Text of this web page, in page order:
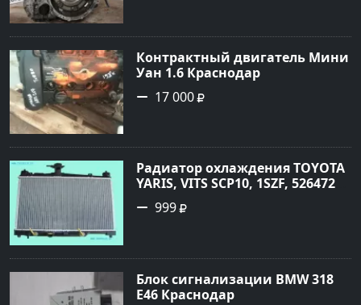
Контрактный двигатель Мини
Уан 1.6 Краснодар
17 000
Радиатор охлаждения TOYOTA
YARIS, VITS SCP10, 1SZF, 5264720
Краснодар
999
Блок сигнализации BMW 318
E46 Краснодар